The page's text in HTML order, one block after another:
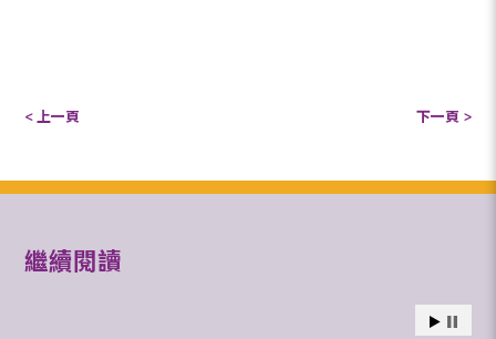
< 上一頁 下一頁 >
繼續閱讀